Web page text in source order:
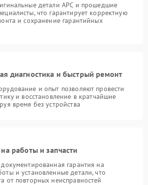
детали APC и прошедшие
что гарантирует корректную
и сохранение гарантийных
диагностика и быстрый ремонт
и опыт позволяют провести
и восстановление в кратчайшие
время без устройства
на работы и запчасти
документированная гарантия на
и установленные детали, что
от повторных неисправностей